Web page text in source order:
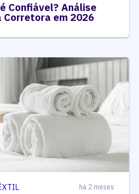
Confiável? Análise
Corretora em 2026
há 2 meses